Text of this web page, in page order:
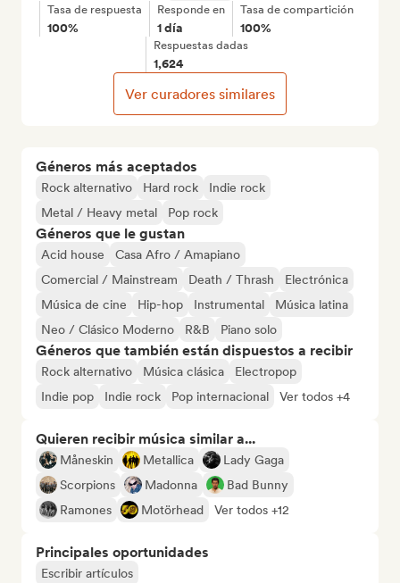
Géneros más aceptados
Rock alternativo Hard rock
Indie rock
Metal / Heavy metal
Pop rock
Géneros que le gustan
Acid house
Casa Afro / Amapiano
Comercial / Mainstream
Death / Thrash
Electrónica
Música de cine
Hip-hop Instrumental
Música latina
Neo / Clásico Moderno
R&B Piano solo
Géneros que también están dispuestos a recibir
Rock alternativo Música clásica
Electropop
Indie pop
Indie rock Pop internacional Ver todos +4
Quieren recibir música similar a...
Måneskin Metallica
Lady Gaga
Scorpions
Madonna
Bad Bunny
Ramones
Motörhead Ver todos +12
Principales oportunidades
Escribir artículos
Tasa de respuesta
100%
Responde en
1 día
Tasa de compartición
100%
Respuestas dadas
1,624
Ver curadores similares